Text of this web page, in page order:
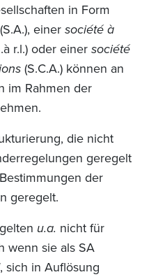
in Form
(S.A.), einersociété à
r.l.) oder einersociété
(S.C.A.) können an
im Rahmen der
die nicht
geregelt
der
geregelt.
u.a. nicht für
wenn sie als SA
sich in Auflösung